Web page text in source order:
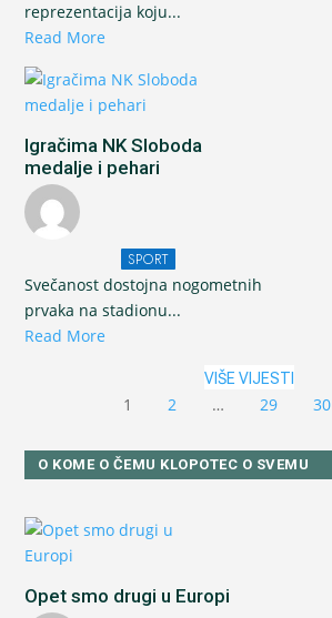
reprezentacija koju...
Read More
Igračima NK Sloboda
medalje i pehari
SPORT
Svečanost dostojna nogometnih
prvaka na stadionu...
Read More
VIŠE VIJESTI
1 2 … 29 30
O KOME O ČEMU KLOPOTEC O SVEMU
Opet smo drugi u Europi